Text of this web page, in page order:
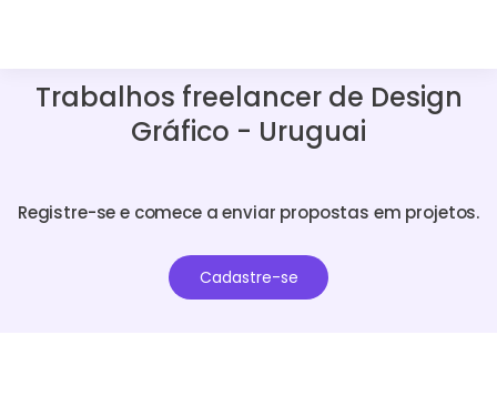
Trabalhos freelancer de Design
Gráfico - Uruguai
Registre-se e comece a enviar propostas em projetos.
Cadastre-se